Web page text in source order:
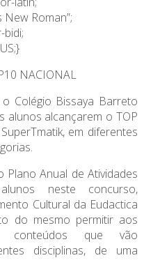
New Roman”;
NACIONAL
Colégio Bissaya Barreto
alunos alcançarem o TOP
em diferentes
Plano Anual de Atividades
neste concurso,
Cultural da Eudactica
do mesmo permitir aos
conteúdos que vão
disciplinas, de uma